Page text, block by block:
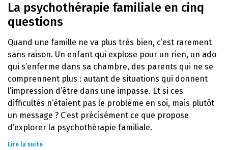
La psychothérapie familiale en cinq
questions
Quand une famille ne va plus très bien, c’est rarement
sans raison. Un enfant qui explose pour un rien, un ado
qui s’enferme dans sa chambre, des parents qui ne se
comprennent plus : autant de situations qui donnent
l’impression d’être dans une impasse. Et si ces
difficultés n’étaient pas le problème en soi, mais plutôt
un message ? C’est précisément ce que propose
d’explorer la psychothérapie familiale.
Lire la suite